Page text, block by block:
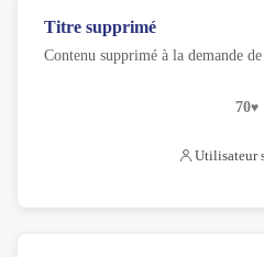
Titre supprimé
Contenu supprimé à la demande
70
Utilisateur